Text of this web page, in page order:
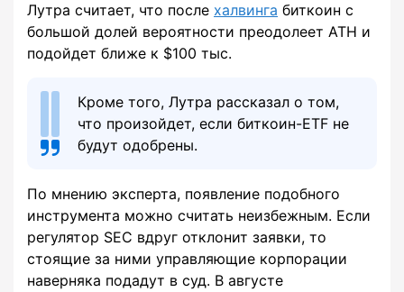
Лутра считает, что после халвинга биткоин с
большой долей вероятности преодолеет ATH и
подойдет ближе к $100 тыс.
Кроме того, Лутра рассказал о том,
что произойдет, если биткоин-ETF не
будут одобрены.
По мнению эксперта, появление подобного
инструмента можно считать неизбежным. Если
регулятор SEC вдруг отклонит заявки, то
стоящие за ними управляющие корпорации
наверняка подадут в суд. В августе